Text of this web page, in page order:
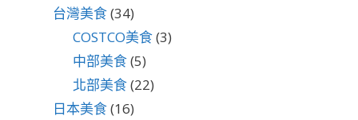
台灣美食(34)
COSTCO美食(3)
中部美食(5)
北部美食(22)
日本美食(16)